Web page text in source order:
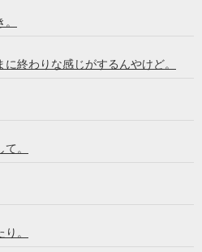
終わりな感じがするんやけど。
。
。